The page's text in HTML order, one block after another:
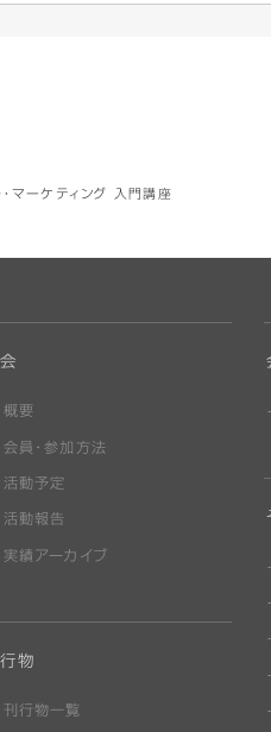
マーケティング 入門講座
概要
会員・参加方法
活動予定
活動報告
実績アーカイブ
物
刊行物一覧